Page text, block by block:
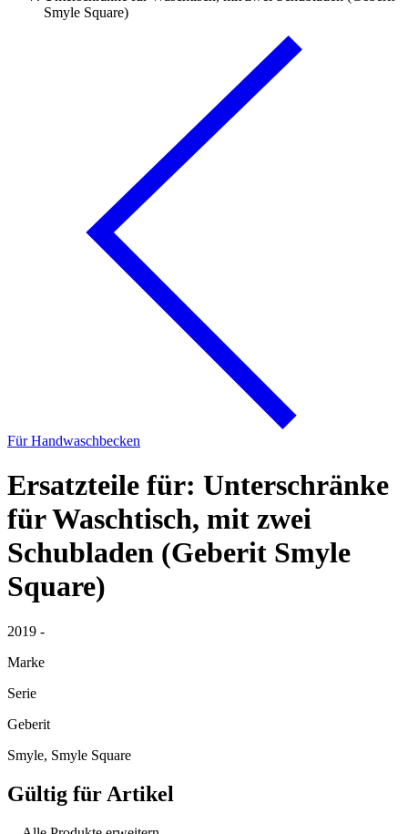
Smyle Square)
Für Handwaschbecken
Ersatzteile für: Unterschränke
für Waschtisch, mit zwei
Schubladen (Geberit Smyle
Square)
2019 -
Marke
Serie
Geberit
Smyle, Smyle Square
Gültig für Artikel